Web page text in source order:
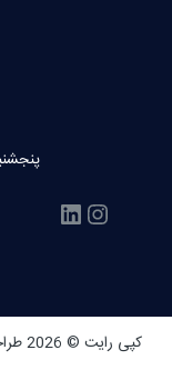
اینستاگرم
لینکداین
کپی رایت © 2026 طراحی و پیاده سازی توسط